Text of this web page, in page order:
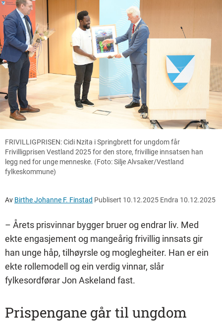
FRIVILLIGPRISEN: Cidi Nzita i Springbrett for ungdom får
Frivilligprisen Vestland 2025 for den store, frivillige innsatsen han
legg ned for unge menneske. (Foto: Silje Alvsaker/Vestland
fylkeskommune)
Av Birthe Johanne F. Finstad Publisert 10.12.2025 Endra 10.12.2025
– Årets prisvinnar bygger bruer og endrar liv. Med
ekte engasjement og mangeårig frivillig innsats gir
han unge håp, tilhøyrsle og moglegheiter. Han er ein
ekte rollemodell og ein verdig vinnar, slår
fylkesordførar Jon Askeland fast.
Prispengane går til ungdom